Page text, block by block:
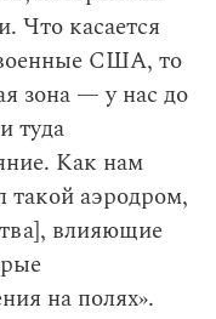
Что касается
США, то
зона — у нас до
туда
Как нам
такой аэродром,
влияющие
на полях».